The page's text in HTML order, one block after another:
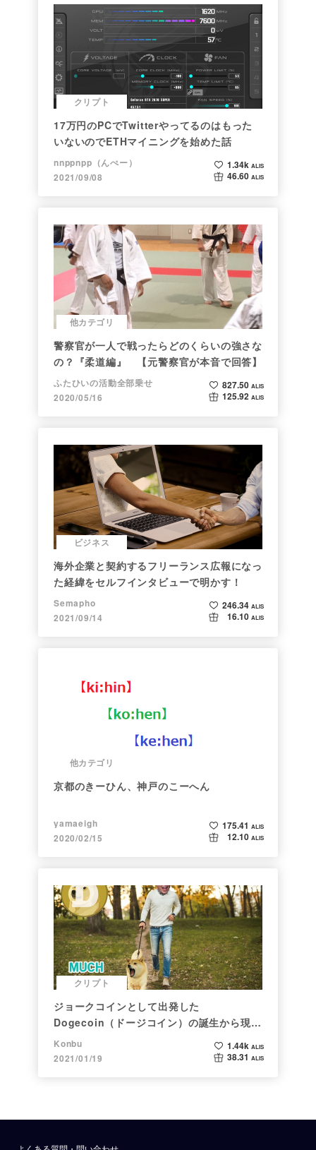
クリプト
17万円のPCでTwitterやってるのはもった
いないのでETHマイニングを始めた話
nnppnpp（んぺー）
2021/09/08
1.34k ALIS
46.60 ALIS
他カテゴリ
警察官が一人で戦ったらどのくらいの強さな
の？『柔道編』 【元警察官が本音で回答】
ふたひいの活動全部乗せ
2020/05/16
827.50 ALIS
125.92 ALIS
ビジネス
海外企業と契約するフリーランス広報になっ
た経緯をセルフインタビューで明かす！
Semapho
2021/09/14
246.34 ALIS
16.10 ALIS
他カテゴリ
京都のきーひん、神戸のこーへん
yamaeigh
2020/02/15
175.41 ALIS
12.10 ALIS
クリプト
ジョークコインとして出発した
Dogecoin（ドージコイン）の誕生から現在
まで。注目される非証券性🐶
Konbu
2021/01/19
1.44k ALIS
38.31 ALIS